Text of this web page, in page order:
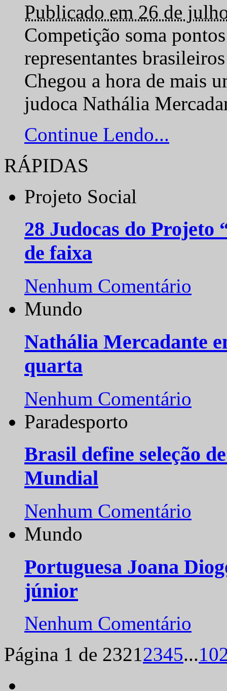
Publicado em 26 de
Competição soma
representantes
Chegou a hora de mais
judoca Nathália
Continue Lendo...
RÁPIDAS
Projeto Social
28 Judocas do
de faixa
Nenhum Comentário
Mundo
Nathália Mercadante
quarta
Nenhum Comentário
Paradesporto
Brasil define seleção
Mundial
Nenhum Comentário
Mundo
Portuguesa Joana
júnior
Nenhum Comentário
Página 1 de 23212345...10